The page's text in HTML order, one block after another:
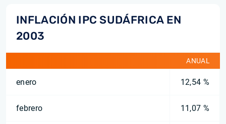
INFLACIÓN IPC SUDÁFRICA EN
2003
ANUAL
enero 12,54 %
febrero 11,07 %